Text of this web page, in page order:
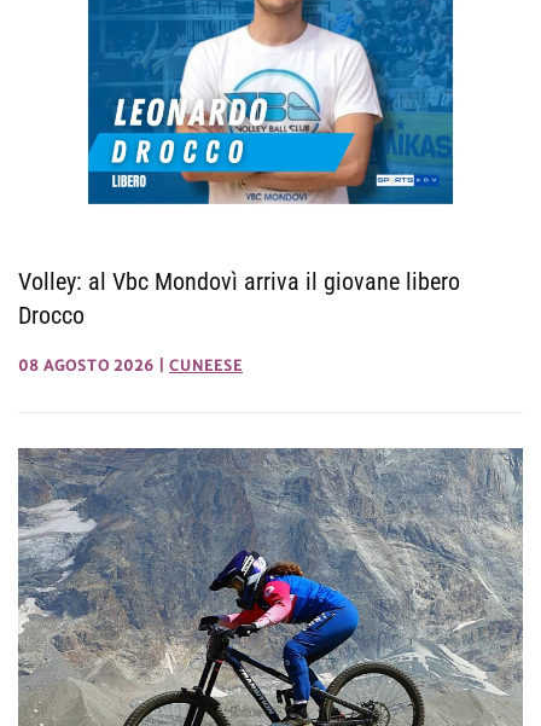
Volley: al Vbc Mondovì arriva il giovane libero
Drocco
08 AGOSTO 2026 CUNEESE